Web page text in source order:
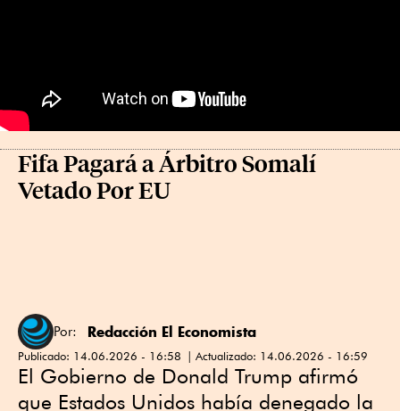
Fifa Pagará a Árbitro Somalí
Vetado Por EU
Por: Redacción El Economista
Publicado: 14.06.2026 - 16:58 Actualizado: 14.06.2026 - 16:59
El Gobierno de Donald Trump afirmó
que Estados Unidos había denegado la